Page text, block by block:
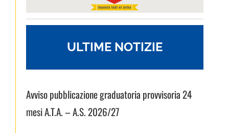
ULTIME NOTIZIE
Avviso pubblicazione graduatoria provvisoria 24
mesi A.T.A. – A.S. 2026/27